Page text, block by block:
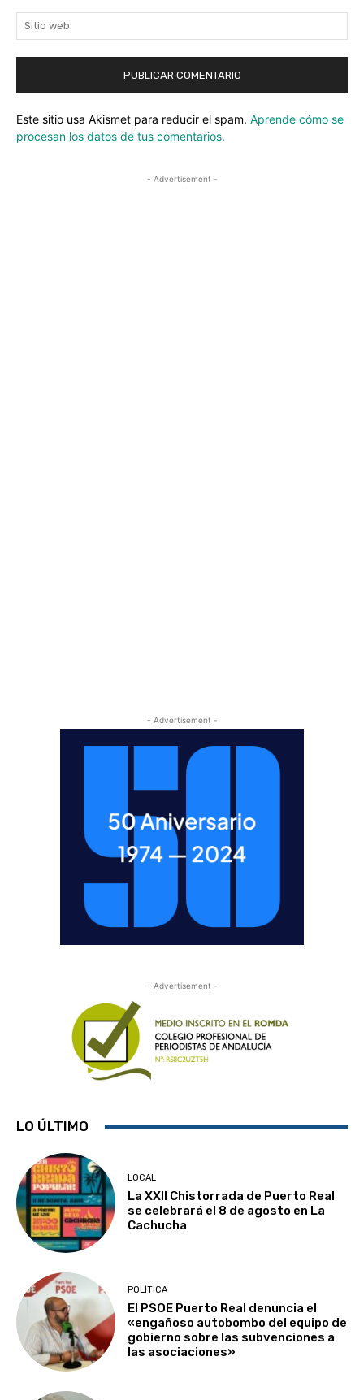
Este sitio usa Akismet para reducir el spam. Aprende cómo se
procesan los datos de tus comentarios.
- Advertisement -
- Advertisement -
- Advertisement -
LO ÚLTIMO
LOCAL
La XXII Chistorrada de Puerto Real
se celebrará el 8 de agosto en La
Cachucha
POLÍTICA
El PSOE Puerto Real denuncia el
«engañoso autobombo del equipo de
gobierno sobre las subvenciones a
las asociaciones»